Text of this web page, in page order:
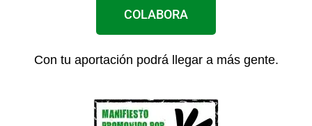
COLABORA
Con tu aportación podrá llegar a más gente.